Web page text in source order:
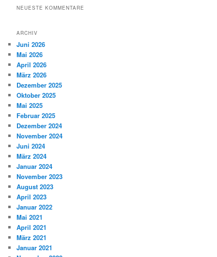
NEUESTE KOMMENTARE
ARCHIV
Juni 2026
Mai 2026
April 2026
März 2026
Dezember 2025
Oktober 2025
Mai 2025
Februar 2025
Dezember 2024
November 2024
Juni 2024
März 2024
Januar 2024
November 2023
August 2023
April 2023
Januar 2022
Mai 2021
April 2021
März 2021
Januar 2021